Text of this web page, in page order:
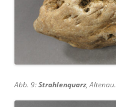
Abb. 9:Strahlenquarz, Altenau.